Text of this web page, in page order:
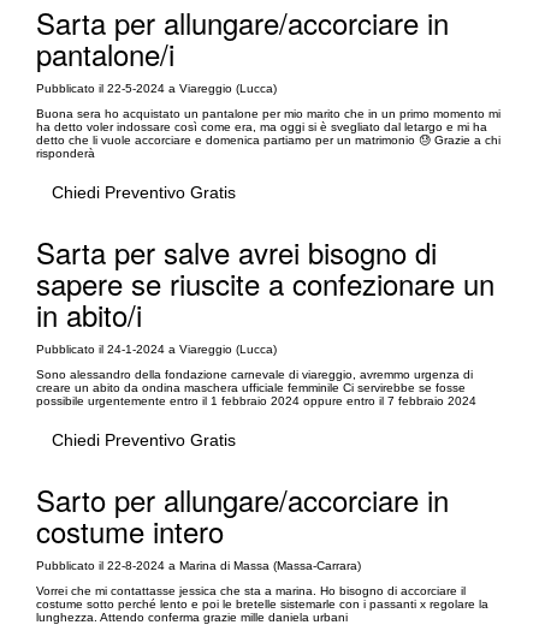
Sarta per allungare/accorciare in
pantalone/i
Pubblicato il 22-5-2024 a Viareggio (Lucca)
Buona sera ho acquistato un pantalone per mio marito che in un primo momento mi
ha detto voler indossare così come era, ma oggi si è svegliato dal letargo e mi ha
detto che li vuole accorciare e domenica partiamo per un matrimonio 😓 Grazie a chi
risponderà
Chiedi Preventivo Gratis
Sarta per salve avrei bisogno di
sapere se riuscite a confezionare un
in abito/i
Pubblicato il 24-1-2024 a Viareggio (Lucca)
Sono alessandro della fondazione carnevale di viareggio, avremmo urgenza di
creare un abito da ondina maschera ufficiale femminile Ci servirebbe se fosse
possibile urgentemente entro il 1 febbraio 2024 oppure entro il 7 febbraio 2024
Chiedi Preventivo Gratis
Sarto per allungare/accorciare in
costume intero
Pubblicato il 22-8-2024 a Marina di Massa (Massa-Carrara)
Vorrei che mi contattasse jessica che sta a marina. Ho bisogno di accorciare il
costume sotto perché lento e poi le bretelle sistemarle con i passanti x regolare la
lunghezza. Attendo conferma grazie mille daniela urbani